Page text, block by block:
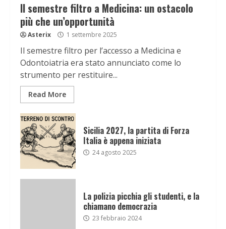
Il semestre filtro a Medicina: un ostacolo
più che un’opportunità
Asterix 1 settembre 2025
Il semestre filtro per l’accesso a Medicina e
Odontoiatria era stato annunciato come lo
strumento per restituire...
Read More
Sicilia 2027, la partita di Forza
Italia è appena iniziata
24 agosto 2025
La polizia picchia gli studenti, e la
chiamano democrazia
23 febbraio 2024